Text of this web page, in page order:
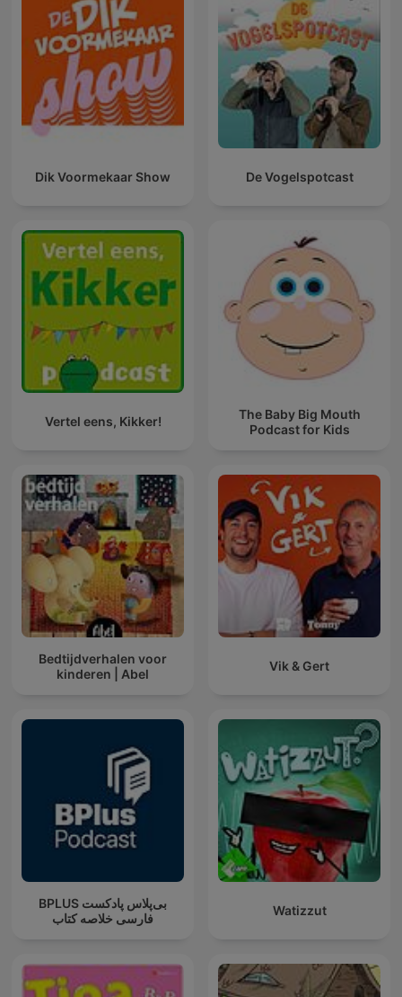
Dik Voormekaar Show De Vogelspotcast
Vertel eens, Kikker!
The Baby Big Mouth
Podcast for Kids
Bedtijdverhalen voor
kinderen | Abel
Vik & Gert
‌BPLUS بی‌پلاس پادکست
فارسی خلاصه کتاب
Watizzut